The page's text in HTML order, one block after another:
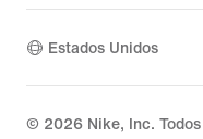
Estados Unidos
© 2026 Nike, Inc.